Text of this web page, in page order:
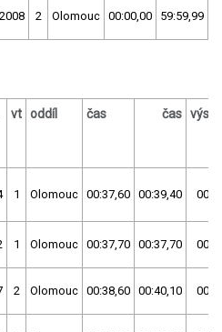
2008 2 Olomouc 00:00,00 59:59,99
vt oddíl čas čas
1 Olomouc 00:37,60 00:39,40
1 Olomouc 00:37,70 00:37,70
2 Olomouc 00:38,60 00:40,10